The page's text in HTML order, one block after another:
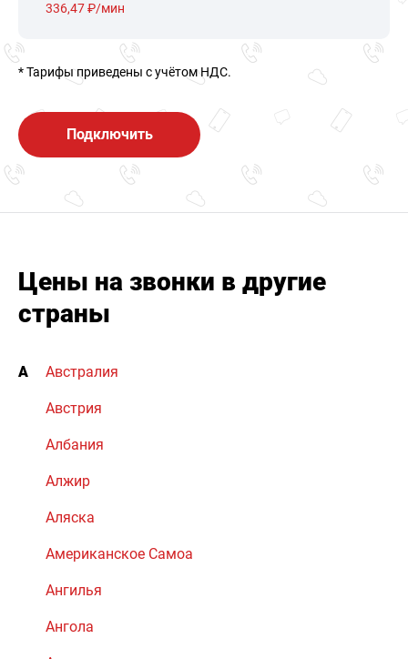
336,47 ₽/мин
* Тарифы приведены c учётом НДС.
Подключить
Цены на звонки в другие
страны
А Австралия
Австрия
Албания
Алжир
Аляска
Американское Самоа
Ангилья
Ангола